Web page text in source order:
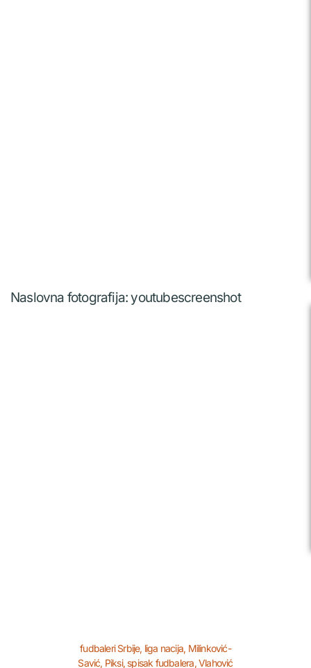
Naslovna fotografija: youtubescreenshot
fudbaleri Srbije, liga nacija, Milinković-
Savić, Piksi, spisak fudbalera,Vlahović